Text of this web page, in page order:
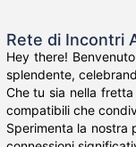
Rete di Incontri
Hey there!
splendente,
Che tu sia nella
compatibili che
Sperimenta la